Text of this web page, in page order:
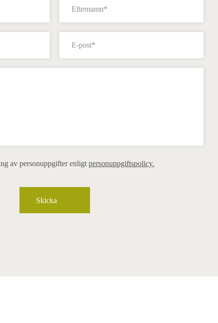
av personuppgifter enligt personuppgiftspolicy.